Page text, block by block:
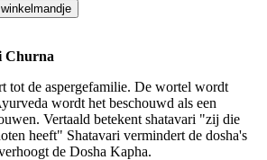
Churna
tot de aspergefamilie. De wortel wordt
wordt het beschouwd als een
Vertaald betekent shatavari "zij die
heeft" Shatavari vermindert de dosha's
de Dosha Kapha.